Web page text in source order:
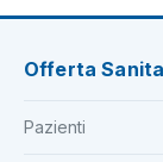
Offerta
Pazienti